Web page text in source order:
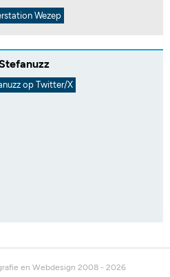
Wezep
op Twitter/X
en Webdesign 2008 - 2026